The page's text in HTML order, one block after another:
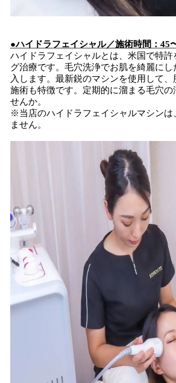
●ハイドラフェイシャル／施術時間：45
ハイドラフェイシャルとは、米国で特許
グ治療です。毛穴洗浄でお肌を綺麗に
入します。最新鋭のマシンを使用して
施術も特徴です。定期的に溜まる毛穴の
せんか。
※当店のハイドラフェイシャルマシンは
ません。